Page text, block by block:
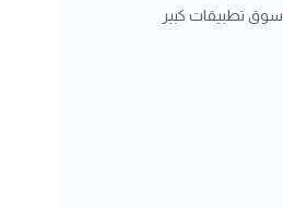
سوق تطبيقات كبير